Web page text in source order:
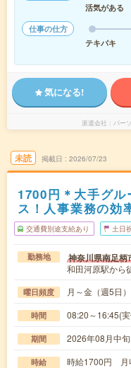
活気がある
仕事の仕方
テキパキ
気になる!
派遣会社 パー
未読 掲載日 2026/07/23
1700円＊大手グ
ス！人事業務の効
交通費別途支給あり 土日
勤務地 神奈川県南足柄
和田河原駅から
曜日頻度 月～金（週5日
時間 08:20～16:45(
期間 2026年08月中
時給 時給1700円 月